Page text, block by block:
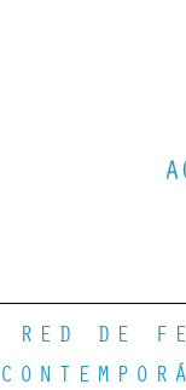
RED DE